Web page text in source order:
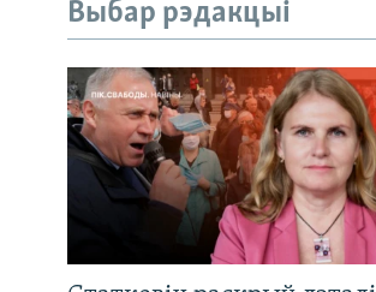
Выбар рэдакцыі